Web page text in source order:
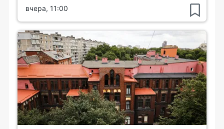
вчера, 11:00